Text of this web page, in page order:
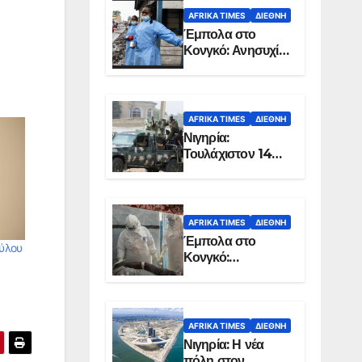
AFRIKA TIMES ΔΙΕΘΝΉ
Έμπολα στο
Κονγκό: Ανησυχία
για τη μεγάλη
AFRIKA TIMES ΔΙΕΘΝΉ
Νιγηρία:
Τουλάχιστον 14
νεκροί από
στην Οτούκπο
AFRIKA TIMES ΔΙΕΘΝΉ
Έμπολα στο
Κονγκό:
Ξεπέρασαν τους
AFRIKA TIMES ΔΙΕΘΝΉ
Νιγηρία: Η νέα